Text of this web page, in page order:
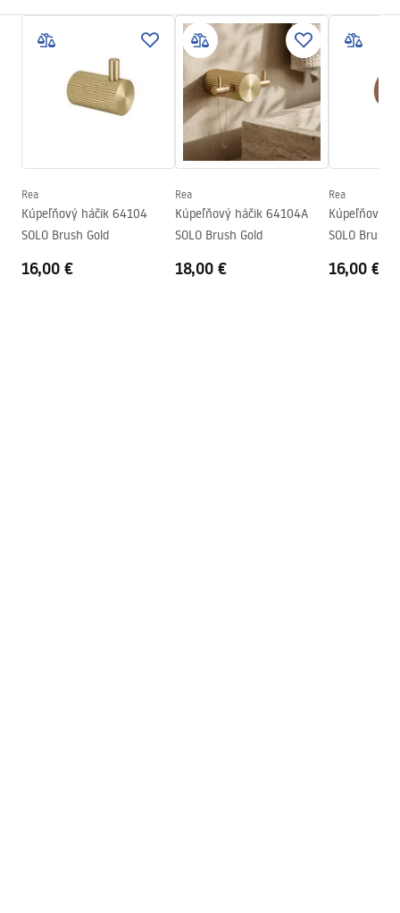
Spôsob montáže
Skrutkovací
Šírka
30
mm
45 mm
52
mm
Solo
24 mesiacov
Záručné podmienky
Warranty_Terms_and_Conditions_Accessories_-_24.pdf
Bezpečnostné informácie
Safety_Information_Accessories.pdf
Rea
Kúpeľňový háčik 64104
SOLO Brush Gold
16,00 €
Rea
Kúpeľňový háčik 64104A
SOLO Brush Gold
18,00 €
Rea
Kúpeľňový
SOLO Brush
16,00 €